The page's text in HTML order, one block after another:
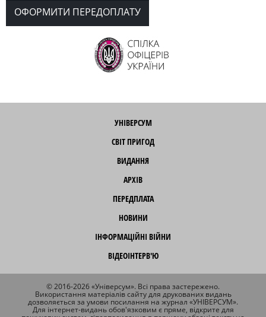
ОФОРМИТИ ПЕРЕДОПЛАТУ
УНІВЕРСУМ
СВІТ ПРИГОД
ВИДАННЯ
АРХІВ
ПЕРЕДПЛАТА
НОВИНИ
ІНФОРМАЦІЙНІ ВІЙНИ
ВІДЕОІНТЕРВ'Ю
© 2016-2026 «Універсум». Всі права застережено.
Використання матеріалів сайту для друкованих видань
дозволяється за умови посилання на журнал «УНІВЕРСУМ».
Для інтернет-видань обов'язковим є пряме, відкрите для